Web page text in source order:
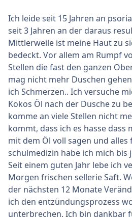
Ich leide seit 15 Jahren an
seit 3 Jahren an der daraus
Mittlerweile ist meine Haut zu
bedeckt. Vor allem am Rumpf
Stellen die fast den ganzen
mag nicht mehr Duschen
ich Schmerzen.. Ich versuche
Kokos Öl nach der Dusche zu
komme an viele Stellen nicht
kommt, dass ich es hasse dass
mit dem Öl voll sagen und alles
schulmedizin habe ich mich
Seit einem guten Jahr lebe ich
Morgen frischen sellerie Saft.
der nächsten 12 Monate
ich den entzündungsprozess
unterbrechen. Ich bin dankbar